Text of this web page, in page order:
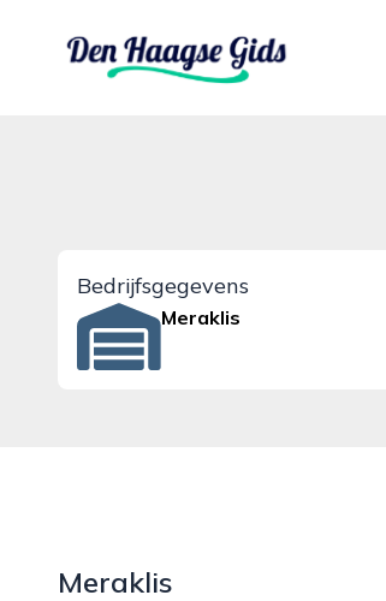
denhaagsegids.nl
Bedrijfsgegevens
Meraklis
Meraklis